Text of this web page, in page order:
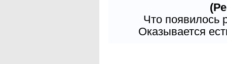
Что появилось
Оказывается